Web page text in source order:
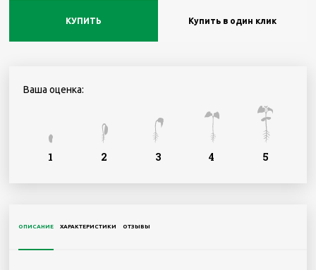
КУПИТЬ Купить в один клик
Ваша оценка:
5
4
3
2
1
ОПИСАНИЕ ХАРАКТЕРИСТИКИ ОТЗЫВЫ